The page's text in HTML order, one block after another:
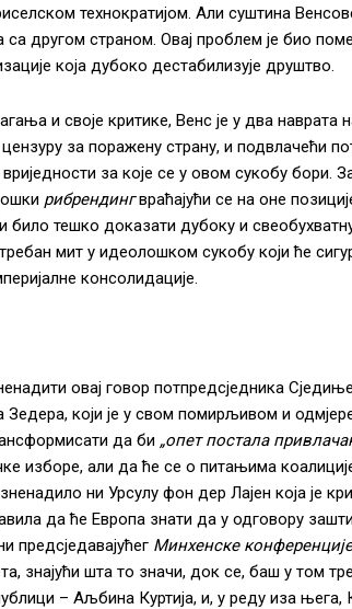
технократијом. Али суштина
са другом страном. Овај проблем је био
која дубоко дестабилизује друштво.
и своје критике, Венс је у два наврата
за поражену страну, и подвлачећи
за које се у овом сукобу бори.
рибрендингвраћајући се на оне
било тешко доказати дубоку и
мит у идеолошком сукобу који ће
консолидације.
овај говор потпредсједника
који је у свом помирљивом и
да би „опет постала
изборе, али да ће се о питањима
ни Урсулу фон дер Лајен која је
да ће Европа знати да у одговору
предсједавајућег Минхенске конференције
знајући шта то значи, док се, баш у том
– Аљбина Куртија, и, у реду иза њега,